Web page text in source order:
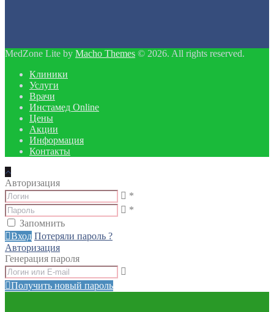
MedZone Lite by Macho Themes © 2026. All rights reserved.
Клиники
Услуги
Врачи
Инстамед Online
Цены
Акции
Информация
Контакты
Авторизация
*
*
Запомнить
Вход Потеряли пароль ?
Авторизация
Генерация пароля
Получить новый пароль